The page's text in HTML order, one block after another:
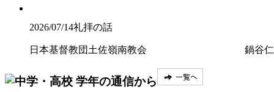
2026/07/14礼拝の話
日本基督教団土佐嶺南教会 鍋谷仁